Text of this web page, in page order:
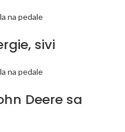
na pedale
sivi
na pedale
Deere sa